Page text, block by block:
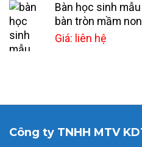
Bàn học sinh
bàn tròn mầm non
Giá: liên hệ
Công ty TNHH MTV